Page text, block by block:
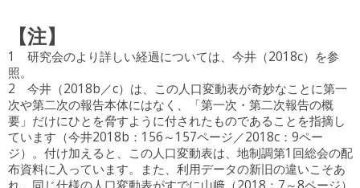
【注】
1 研究会のより詳しい経過については、今井（2018c）を参
照。
2 今井（2018b／c）は、この人口変動表が奇妙なことに第一
次や第二次の報告本体にはなく、「第一次・第二次報告の概
要」だけにひとを脅すように付されたものであることを指摘し
ています（今井2018b：156～157ページ／2018c：9ペー
ジ）。付け加えると、この人口変動表は、地制調第1回総会の配
布資料に入っています。また、利用データの新旧の違いこそあ